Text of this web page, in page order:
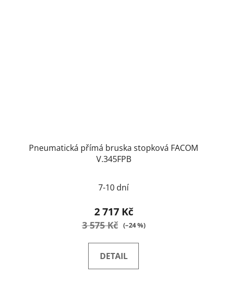
Pneumatická přímá bruska stopková FACOM
V.345FPB
7-10 dní
2 717 Kč
3 575 Kč (–24 %)
DETAIL